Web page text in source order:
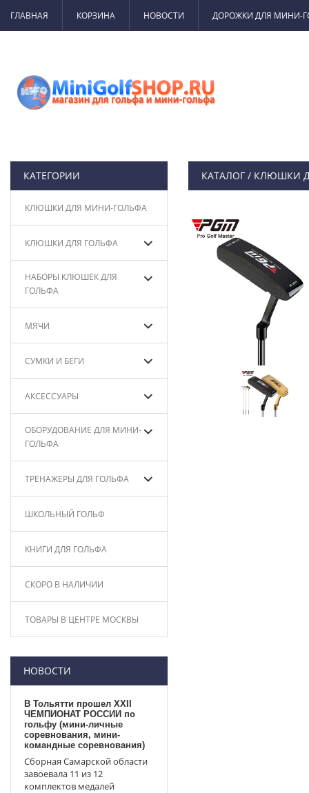
ГЛАВНАЯ КОРЗИНА НОВОСТИ ДОРОЖКИ ДЛЯ МИНИ-
КАТЕГОРИИ
КЛЮШКИ ДЛЯ МИНИ-ГОЛЬФА
КЛЮШКИ ДЛЯ ГОЛЬФА
НАБОРЫ КЛЮШЕК ДЛЯ
ГОЛЬФА
МЯЧИ
СУМКИ И БЕГИ
АКСЕССУАРЫ
ОБОРУДОВАНИЕ ДЛЯ МИНИ-
ГОЛЬФА
ТРЕНАЖЕРЫ ДЛЯ ГОЛЬФА
ШКОЛЬНЫЙ ГОЛЬФ
КНИГИ ДЛЯ ГОЛЬФА
СКОРО В НАЛИЧИИ
ТОВАРЫ В ЦЕНТРЕ МОСКВЫ
НОВОСТИ
В Тольятти прошел XXII
ЧЕМПИОНАТ РОССИИ по
гольфу (мини-личные
соревнования, мини-
командные соревнования)
Сборная Самарской области
завоевала 11 из 12
комплектов медалей
КАТАЛОГ/ КЛЮШКИ